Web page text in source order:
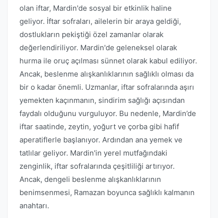
olan iftar, Mardin'de sosyal bir etkinlik haline
geliyor. İftar sofraları, ailelerin bir araya geldiği,
dostlukların pekiştiği özel zamanlar olarak
değerlendiriliyor. Mardin'de geleneksel olarak
hurma ile oruç açılması sünnet olarak kabul ediliyor.
Ancak, beslenme alışkanlıklarının sağlıklı olması da
bir o kadar önemli. Uzmanlar, iftar sofralarında aşırı
yemekten kaçınmanın, sindirim sağlığı açısından
faydalı olduğunu vurguluyor. Bu nedenle, Mardin’de
iftar saatinde, zeytin, yoğurt ve çorba gibi hafif
aperatiflerle başlanıyor. Ardından ana yemek ve
tatlılar geliyor. Mardin'in yerel mutfağındaki
zenginlik, iftar sofralarında çeşitliliği artırıyor.
Ancak, dengeli beslenme alışkanlıklarının
benimsenmesi, Ramazan boyunca sağlıklı kalmanın
anahtarı.